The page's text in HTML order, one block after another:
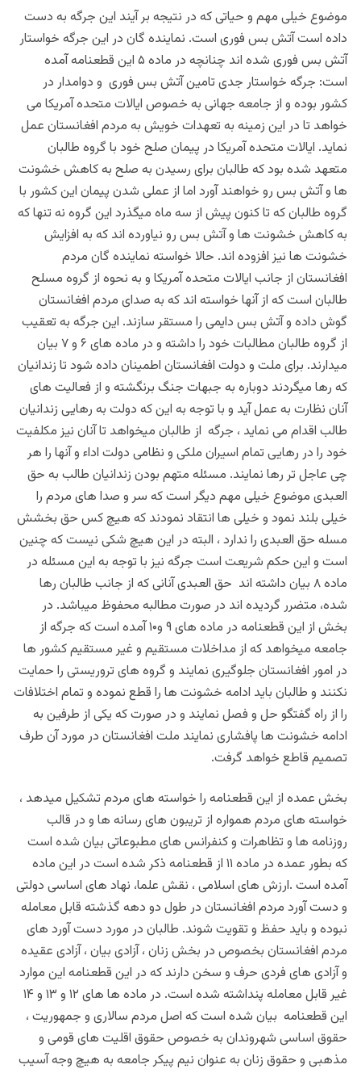
موضوع خیلی مهم و حیاتی که در نتیجه بر آیند این جرگه به دست
داده است آتش بس فوری است. نماینده گان در این جرگه خواستار
آتش بس فوری شده اند چنانچه در ماده ۵ این قطعنامه آمده
است: جرگه خواستار جدی تامین آتش بس فوری و دوامدار در
کشور بوده و از جامعه جهانی به خصوص ایالات متحده آمریکا می
خواهد تا در این زمینه به تعهدات خویش به مردم افغانستان عمل
نماید. ایالات متحده آمریکا در پیمان صلح خود با گروه طالبان
متعهد شده بود که طالبان برای رسیدن به صلح به کاهش خشونت
ها و آتش بس رو خواهند آورد اما از عملی شدن پیمان این کشور با
گروه طالبان که تا کنون پیش از سه ماه میگذرد این گروه نه تنها که
به کاهش خشونت ها و آتش بس رو نیاورده اند که به افزایش
خشونت ها نیز افزوده اند. حالا خواسته نماینده گان مردم
افغانستان از جانب ایالات متحده آمریکا و به نحوه از گروه مسلح
طالبان است که از آنها خواسته اند که به صدای مردم افغانستان
گوش داده و آتش بس دایمی را مستقر سازند. این جرگه به تعقیب
از گروه طالبان مطالبات خود را داشته و در ماده های ۶ و ۷ بیان
میدارند. برای ملت و دولت افغانستان اطمینان داده شود تا زندانیان
که رها میگردند دوباره به جبهات جنگ برنگشته و از فعالیت های
آنان نظارت به عمل آید و با توجه به این که دولت به رهایی زندانیان
طالب اقدام می نماید ، جرگه از طالبان میخواهد تا آنان نیز مکلفیت
خود را در رهایی تمام اسیران ملکی و نظامی دولت اداء و آنها را هر
چی عاجل تر رها نمایند. مسئله متهم بودن زندانیان طالب به حق
العبدی موضوع خیلی مهم دیگر است که سر و صدا های مردم را
خیلی بلند نمود و خیلی ها انتقاد نمودند که هیچ کس حق بخشش
مسله حق العبدی را ندارد ، البته در این هیچ شکی نیست که چنین
است و این حکم شریعت است جرگه نیز با توجه به این مسئله در
ماده ۸ بیان داشته اند حق العبدی آنانی که از جانب طالبان رها
شده، متضرر گردیده اند در صورت مطالبه محفوظ میباشد. در
بخش از این قطعنامه در ماده های ۹ و۱۰ آمده است که جرگه از
جامعه میخواهد که از مداخلات مستقیم و غیر مستقیم کشور ها
در امور افغانستان جلوگیری نمایند و گروه های تروریستی را حمایت
نکنند و طالبان باید ادامه خشونت ها را قطع نموده و تمام اختلافات
را از راه گفتگو حل و فصل نمایند و در صورت که یکی از طرفین به
ادامه خشونت ها پافشاری نمایند ملت افغانستان در مورد آن طرف
تصمیم قاطع خواهد گرفت.
بخش عمده از این قطعنامه را خواسته های مردم تشکیل میدهد ،
خواسته های مردم همواره از تریبون های رسانه ها و در قالب
روزنامه ها و تظاهرات و کنفرانس های مطبوعاتی بیان شده است
که بطور عمده در ماده ۱۱ از قطعنامه ذکر شده است در این ماده
آمده است .ارزش های اسلامی ، نقش علما، نهاد های اساسی دولتی
و دست آورد مردم افغانستان در طول دو دهه گذشته قابل معامله
نبوده و باید حفظ و تقویت شوند. طالبان در مورد دست آورد های
مردم افغانستان بخصوص در بخش زنان ، آزادی بیان ، آزادی عقیده
و آزادی های فردی حرف و سخن دارند که در این قطعنامه این موارد
غیر قابل معامله پنداشته شده است. در ماده ها های ۱۲ و ۱۳ و ۱۴
این قطعنامه بیان شده است که اصل مردم سالاری و جمهوریت ،
حقوق اساسی شهروندان به خصوص حقوق اقلیت های قومی و
مذهبی و حقوق زنان به عنوان نیم پیکر جامعه به هیچ وجه آسیب